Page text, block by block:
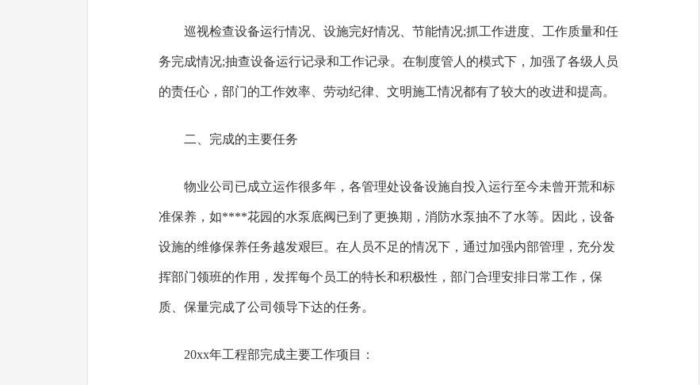
巡视检查设备运行情况、设施完好情况、节能情况;抓工作进度、工作质量和任
务完成情况;抽查设备运行记录和工作记录。在制度管人的模式下，加强了各级人员
的责任心，部门的工作效率、劳动纪律、文明施工情况都有了较大的改进和提高。
二、完成的主要任务
物业公司已成立运作很多年，各管理处设备设施自投入运行至今未曾开荒和标
准保养，如****花园的水泵底阀已到了更换期，消防水泵抽不了水等。因此，设备
设施的维修保养任务越发艰巨。在人员不足的情况下，通过加强内部管理，充分发
挥部门领班的作用，发挥每个员工的特长和积极性，部门合理安排日常工作，保
质、保量完成了公司领导下达的任务。
20xx年工程部完成主要工作项目：